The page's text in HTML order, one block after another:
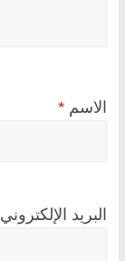
الاسم *
البريد الإلكتروني